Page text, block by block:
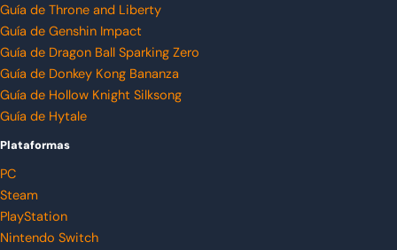
Guía de Throne and Liberty
Guía de Genshin Impact
Guía de Dragon Ball Sparking Zero
Guía de Donkey Kong Bananza
Guía de Hollow Knight Silksong
Guía de Hytale
Plataformas
PC
Steam
PlayStation
Nintendo Switch